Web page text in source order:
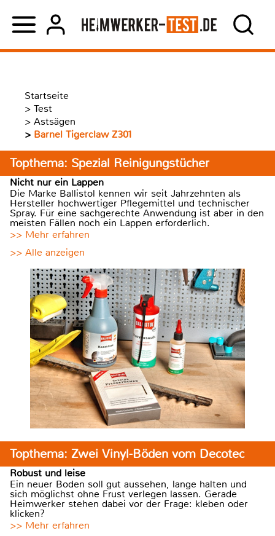
Startseite
> Test
> Astsägen
> Barnel Tigerclaw Z301
Topthema: Spezial Reinigungstücher
Nicht nur ein Lappen
Die Marke Ballistol kennen wir seit Jahrzehnten als
Hersteller hochwertiger Pflegemittel und technischer
Spray. Für eine sachgerechte Anwendung ist aber in den
meisten Fällen noch ein Lappen erforderlich.
>> Mehr erfahren
>> Alle anzeigen
Topthema: Zwei Vinyl-Böden vom Decotec
Robust und leise
Ein neuer Boden soll gut aussehen, lange halten und
sich möglichst ohne Frust verlegen lassen. Gerade
Heimwerker stehen dabei vor der Frage: kleben oder
klicken?
>> Mehr erfahren